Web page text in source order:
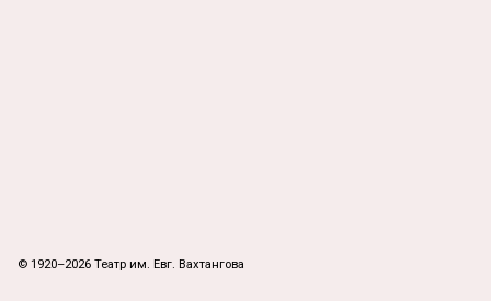
© 1920–2026 Театр им. Евг. Вахтангова